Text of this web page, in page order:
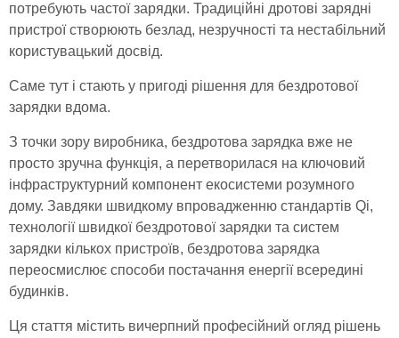
потребують частої зарядки. Традиційні дротові зарядні
пристрої створюють безлад, незручності та нестабільний
користувацький досвід.
Саме тут і стають у пригоді рішення для бездротової
зарядки вдома.
З точки зору виробника, бездротова зарядка вже не
просто зручна функція, а перетворилася на ключовий
інфраструктурний компонент екосистеми розумного
дому. Завдяки швидкому впровадженню стандартів Qi,
технології швидкої бездротової зарядки та систем
зарядки кількох пристроїв, бездротова зарядка
переосмислює способи постачання енергії всередині
будинків.
Ця стаття містить вичерпний професійний огляд рішень